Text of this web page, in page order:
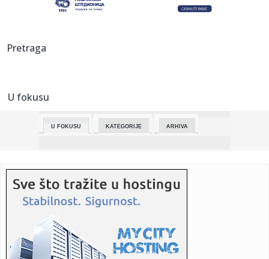
00:04:Trampova administracija će obavestiti NATO o smanjenju
važnu pobedu!
23:39:
23:25:
Emotivan trenutak Sare Reljić sa bratom na venčanju! Evo
23:12:Sportske igre mladih u četvrtak na terenima Osnovne škole
Du...
23:03:Najavljen Touring Superleggera Veloce12 Aperta
Pretraga
U fokusu
U FOKUSU KATEGORIJE ARHIVA